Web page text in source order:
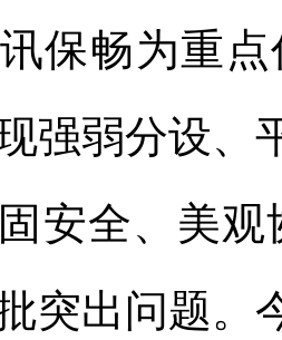
保畅为重
强弱分设、
安全、美
突出问题。